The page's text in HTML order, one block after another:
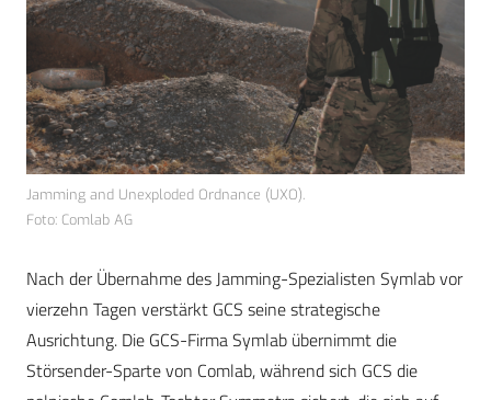
Jamming and Unexploded Ordnance (UXO).
Foto: Comlab AG
Nach der Übernahme des Jamming-Spezialisten Symlab vor
vierzehn Tagen verstärkt GCS seine strategische
Ausrichtung. Die GCS-Firma Symlab übernimmt die
Störsender-Sparte von Comlab, während sich GCS die